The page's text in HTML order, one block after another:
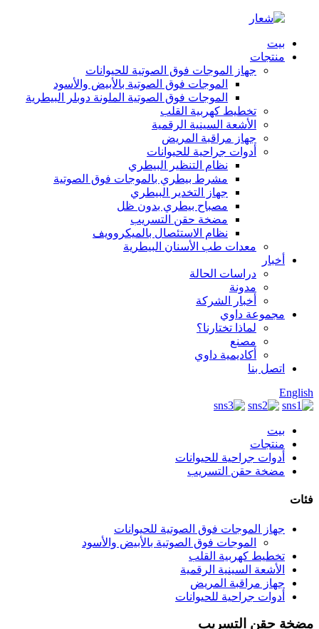
بيت
منتجات
جهاز الموجات فوق الصوتية للحيوانات
الموجات فوق الصوتية بالأبيض والأسود
الموجات فوق الصوتية الملونة دوبلر البيطرية
تخطيط كهربية القلب
الأشعة السينية الرقمية
جهاز مراقبة المريض
أدوات جراحية للحيوانات
نظام التنظير البيطري
مشرط بيطري بالموجات فوق الصوتية
جهاز التخدير البيطري
مصباح بيطري بدون ظل
مضخة حقن التسريب
نظام الاستئصال بالميكروويف
معدات طب الأسنان البيطرية
أخبار
دراسات الحالة
مدونة
أخبار الشركة
مجموعة داوي
لماذا تختارنا؟
مصنع
أكاديمية داوي
اتصل بنا
English
بيت
منتجات
أدوات جراحية للحيوانات
مضخة حقن التسريب
فئات
جهاز الموجات فوق الصوتية للحيوانات
الموجات فوق الصوتية بالأبيض والأسود
تخطيط كهربية القلب
الأشعة السينية الرقمية
جهاز مراقبة المريض
أدوات جراحية للحيوانات
مضخة حقن التسريب